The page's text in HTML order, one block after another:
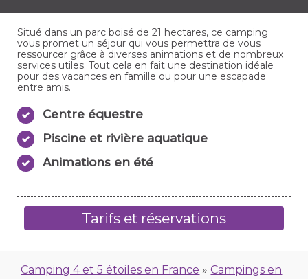
Situé dans un parc boisé de 21 hectares, ce camping
vous promet un séjour qui vous permettra de vous
ressourcer grâce à diverses animations et de nombreux
services utiles. Tout cela en fait une destination idéale
pour des vacances en famille ou pour une escapade
entre amis.
Centre équestre
Piscine et rivière aquatique
Animations en été
Tarifs et réservations
Camping 4 et 5 étoiles en France »Campings en